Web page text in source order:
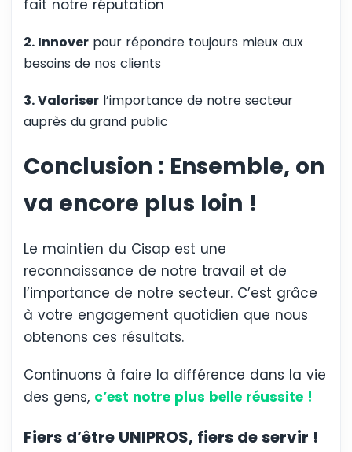
fait notre réputation
2. Innover pour répondre toujours mieux aux
besoins de nos clients
3. Valoriser l’importance de notre secteur
auprès du grand public
Conclusion : Ensemble, on
va encore plus loin !
Le maintien du Cisap est une
reconnaissance de notre travail et de
l’importance de notre secteur. C’est grâce
à votre engagement quotidien que nous
obtenons ces résultats.
Continuons à faire la différence dans la vie
des gens, c’est notre plus belle réussite !
Fiers d’être UNIPROS, fiers de servir !